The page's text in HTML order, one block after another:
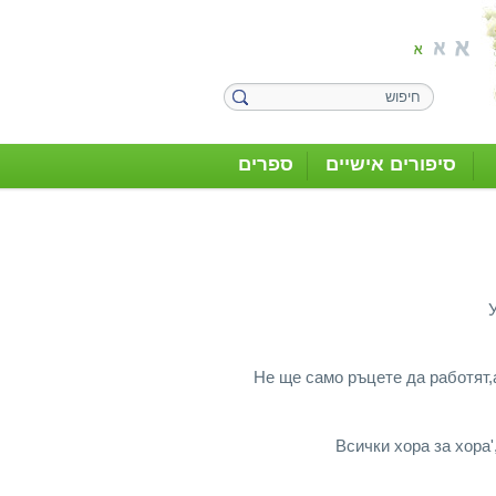
סיפורים אישיים ספרים
Не ще само ръцете да
Всички хора за